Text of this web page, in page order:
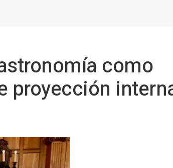
como
proyección